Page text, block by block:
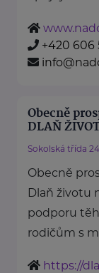
+420 606
Obecně
DLAŇ
Sokolská třída
Obecně
Dlaň životu
podporu
rodičům s
https://